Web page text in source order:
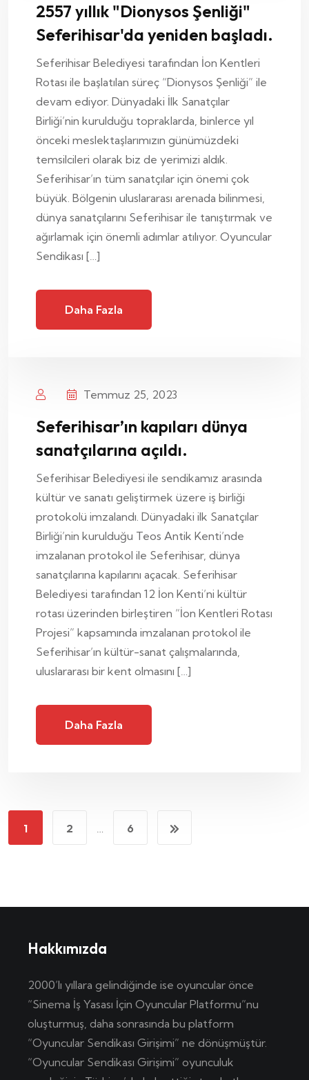
2557 yıllık "Dionysos Şenliği"
Seferihisar'da yeniden başladı.
Seferihisar Belediyesi tarafından İon Kentleri
Rotası ile başlatılan süreç “Dionysos Şenliği” ile
devam ediyor. Dünyadaki İlk Sanatçılar
Birliği’nin kurulduğu topraklarda, binlerce yıl
önceki meslektaşlarımızın günümüzdeki
temsilcileri olarak biz de yerimizi aldık.
Seferihisar’ın tüm sanatçılar için önemi çok
büyük. Bölgenin uluslararası arenada bilinmesi,
dünya sanatçılarını Seferihisar ile tanıştırmak ve
ağırlamak için önemli adımlar atılıyor. Oyuncular
Sendikası […]
Daha Fazla
Temmuz 25, 2023
Seferihisar’ın kapıları dünya
sanatçılarına açıldı.
Seferihisar Belediyesi ile sendikamız arasında
kültür ve sanatı geliştirmek üzere iş birliği
protokolü imzalandı. Dünyadaki ilk Sanatçılar
Birliği’nin kurulduğu Teos Antik Kenti’nde
imzalanan protokol ile Seferihisar, dünya
sanatçılarına kapılarını açacak. Seferihisar
Belediyesi tarafından 12 İon Kenti’ni kültür
rotası üzerinden birleştiren “İon Kentleri Rotası
Projesi” kapsamında imzalanan protokol ile
Seferihisar’ın kültür-sanat çalışmalarında,
uluslararası bir kent olmasını […]
Daha Fazla
1 2 … 6
Hakkımızda
2000’lı yıllara gelindiğinde ise oyuncular önce
“Sinema İş Yasası İçin Oyuncular Platformu”nu
oluşturmuş, daha sonrasında bu platform
“Oyuncular Sendikası Girişimi” ne dönüşmüştür.
“Oyuncular Sendikası Girişimi” oyunculuk